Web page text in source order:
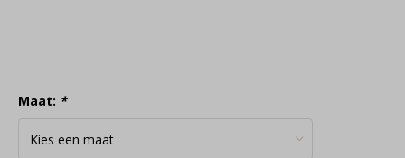
Maat: *